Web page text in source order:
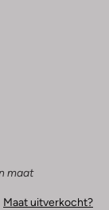
maat
Maat uitverkocht?